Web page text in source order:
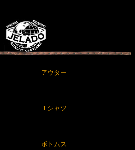
アウター
Ｔシャツ
ボトムス